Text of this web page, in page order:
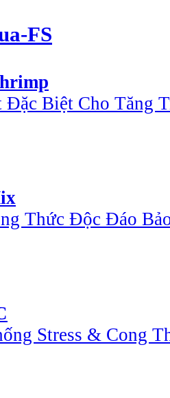
FS
Đặc Biệt Cho Tăng
Thức Độc Đáo
Stress & Cong